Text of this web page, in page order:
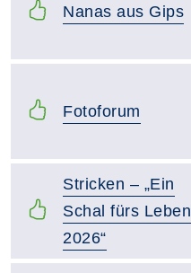
Nanas aus Gips
Fotoforum
Stricken – „Ein
Schal fürs Leben
2026“